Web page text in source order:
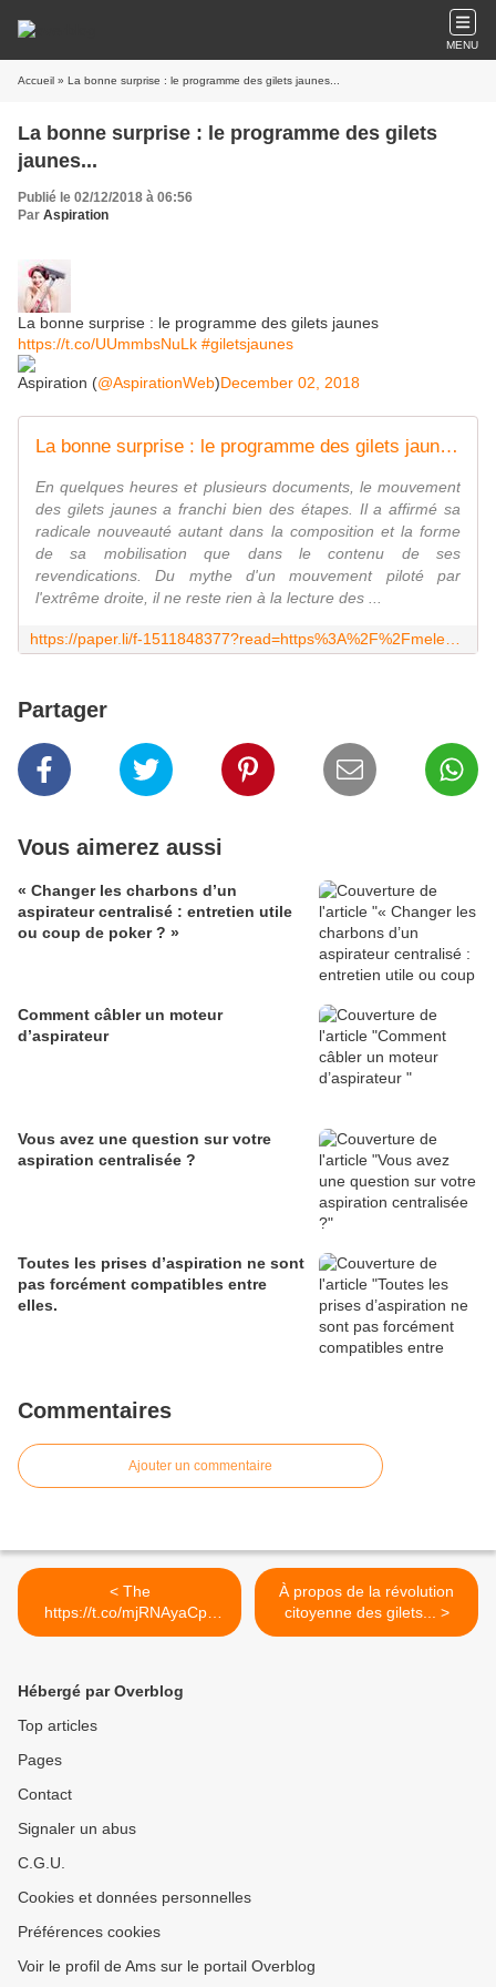
MENU
Accueil » La bonne surprise : le programme des gilets jaunes...
La bonne surprise : le programme des gilets
jaunes...
Publié le 02/12/2018 à 06:56
Par Aspiration
La bonne surprise : le programme des gilets jaunes
https://t.co/UUmmbsNuLk #giletsjaunes
Aspiration (@AspirationWeb)December 02, 2018
La bonne surprise : le programme des gilets jaunes | Jean-Luc Mélenchon
En quelques heures et plusieurs documents, le mouvement
des gilets jaunes a franchi bien des étapes. Il a affirmé sa
radicale nouveauté autant dans la composition et la forme
de sa mobilisation que dans le contenu de ses
revendications. Du mythe d'un mouvement piloté par
l'extrême droite, il ne reste rien à la lecture des ...
Partager
Vous aimerez aussi
« Changer les charbons d’un
aspirateur centralisé : entretien utile
ou coup de poker ? »
Comment câbler un moteur
d’aspirateur
Vous avez une question sur votre
aspiration centralisée ?
Toutes les prises d’aspiration ne sont
pas forcément compatibles entre
elles.
Commentaires
Ajouter un commentaire
< The
https://t.co/mjRNAyaCph
Daily est en ligne!...
À propos de la révolution
citoyenne des gilets... >
Hébergé par Overblog
Top articles
Pages
Contact
Signaler un abus
C.G.U.
Cookies et données personnelles
Préférences cookies
Voir le profil de Ams sur le portail Overblog